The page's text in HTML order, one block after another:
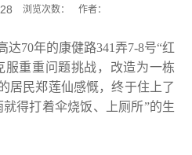
浏览次数： 作者：
70年的康健路341弄7-8号“红
服重重问题挑战，改造为一栋
居民郑莲仙感慨，终于住上了
得打着伞烧饭、上厕所”的生